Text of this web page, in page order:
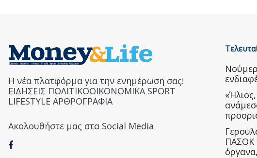
Η νέα πλατφόρμα για την ενημέρωση σας!
ΕΙΔΗΣΕΙΣ ΠΟΛΙΤΙΚΟΟΙΚΟΝΟΜΙΚΑ SPORT
LIFESTYLE ΑΡΘΡΟΓΡΑΦΙΑ
Ακολουθήστε μας στα Social Media
ΠΑΣΟΚ